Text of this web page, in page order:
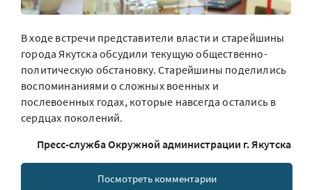
В ходе встречи представители власти и старейшины
города Якутска обсудили текущую общественно-
политическую обстановку. Старейшины поделились
воспоминаниями о сложных военных и
послевоенных годах, которые навсегда остались в
сердцах поколений.
Пресс-служба Окружной администрации г. Якутска
Посмотреть комментарии